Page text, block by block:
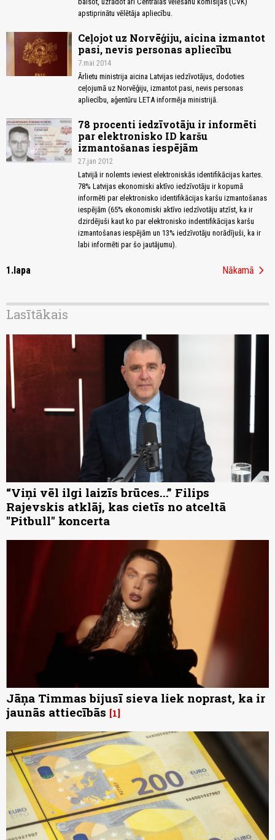
apstiprinātu vēlētāja apliecību.
Ceļojot uz Norvēģiju, aicina izmantot
pasi, nevis personas apliecību
7.mai 2014
Ārlietu ministrija aicina Latvijas iedzīvotājus, dodoties
ceļojumā uz Norvēģiju, izmantot pasi, nevis personas
apliecību, aģentūru LETA informēja ministrijā.
78 procenti iedzīvotāju ir informēti
par elektronisko ID karšu
izmantošanas iespējām
27.jan 2012
Latvijā ir nolemts ieviest elektroniskās identifikācijas kartes.
78% Latvijas ekonomiski aktīvo iedzīvotāju ir kopumā
informēti par elektronisko identifikācijas karšu izmantošanas
iespējām (65% ekonomiski aktīvo iedzīvotāju atzīst, ka ir
dzirdējuši kaut ko par elektronisko indentifikācijas karšu
izmantošanas iespējām un 13% iedzīvotāju norādījuši, ka ir
labi informēti par šo jautājumu).
1.lapa Nākamā chevron_right
Lasītākais
“Viņi vēl ilgi laizīs brūces...” Filips
Rajevskis atklāj, kas cietīs no atceltā
"Pitbull" koncerta
Jāņa Timmas bijusī sieva liek noprast, ka ir
jaunās attiecībās 1